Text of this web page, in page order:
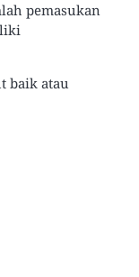
pemasukan
baik atau